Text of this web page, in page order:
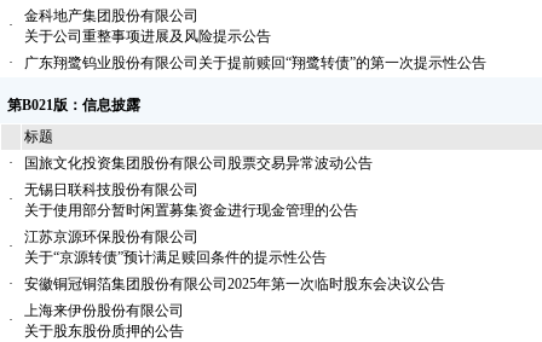
·
金科地产集团股份有限公司
关于公司重整事项进展及风险提示公告
·
广东翔鹭钨业股份有限公司关于提前赎回“翔鹭转债”的第一次提示性公告
第B021版：信息披露
标题
·
国旅文化投资集团股份有限公司股票交易异常波动公告
·
无锡日联科技股份有限公司
关于使用部分暂时闲置募集资金进行现金管理的公告
·
江苏京源环保股份有限公司
关于“京源转债”预计满足赎回条件的提示性公告
·
安徽铜冠铜箔集团股份有限公司2025年第一次临时股东会决议公告
·
上海来伊份股份有限公司
关于股东股份质押的公告